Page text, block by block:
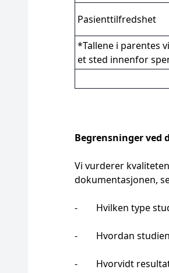
Pasienttilfredshet
*Tallene i parentes
et sted innenfor
Begrensninger ved
Vi vurderer
dokumentasjonen,
- Hvilken type
- Hvordan
- Hvorvidt